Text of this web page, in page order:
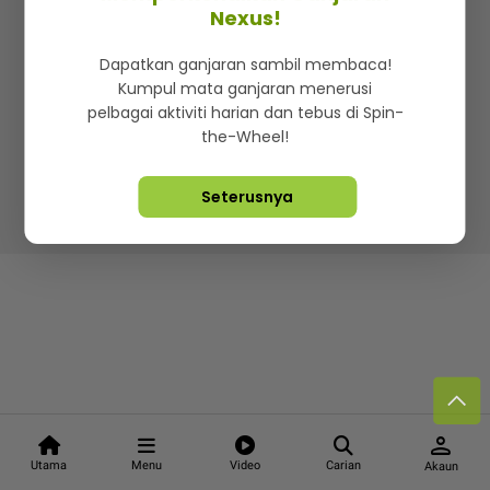
Utama Menu Video Carian
person
Akaun
Iklan di SMG360
Terma & Syarat Dasar Privasi
Lebih hot, viral dan sensasi
Hakcipta Terpelihara ©2026. Star Media Group Berhad
Nexus!
Dapatkan ganjaran sambil membaca!
Kumpul mata ganjaran menerusi
pelbagai aktiviti harian dan tebus di Spin-
the-Wheel!
Seterusnya